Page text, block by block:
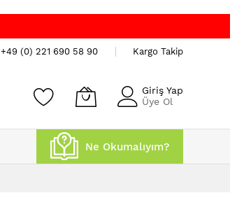
+49 (0) 221 690 58 90 Kargo Takip
Giriş Yap
Üye Ol
Ne Okumalıyım?